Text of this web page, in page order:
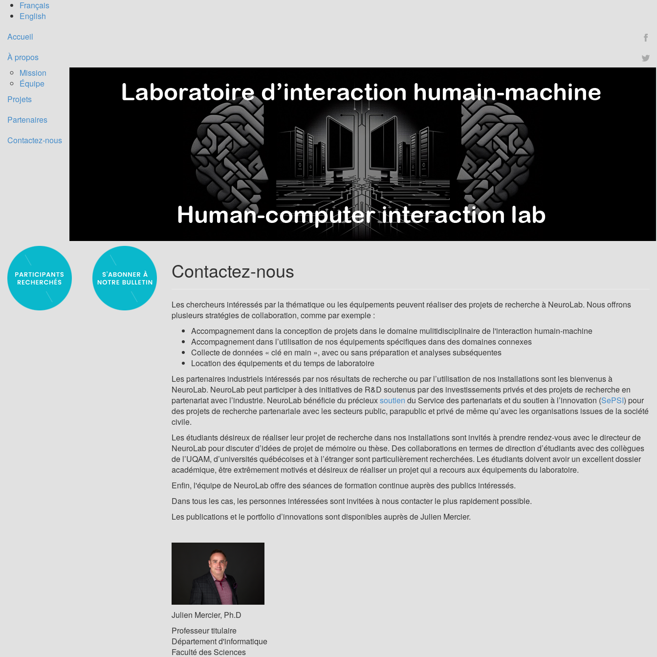
Français
English
Accueil
À propos
Mission
Équipe
Projets
Partenaires
Contactez-nous
Contactez-nous
Les chercheurs intéressés par la thématique ou les équipements peuvent réaliser des projets de recherche à NeuroLab. Nous offrons
plusieurs stratégies de collaboration, comme par exemple :
Accompagnement dans la conception de projets dans le domaine mulitidisciplinaire de l'interaction humain-machine
Accompagnement dans l’utilisation de nos équipements spécifiques dans des domaines connexes
Collecte de données « clé en main », avec ou sans préparation et analyses subséquentes
Location des équipements et du temps de laboratoire
Les partenaires industriels intéressés par nos résultats de recherche ou par l’utilisation de nos installations sont les bienvenus à
NeuroLab. NeuroLab peut participer à des initiatives de R&D soutenus par des investissements privés et des projets de recherche en
partenariat avec l’industrie. NeuroLab bénéficie du précieuxsoutien du Service des partenariats et du soutien à l’innovation (SePSI) pour
des projets de recherche partenariale avec les secteurs public, parapublic et privé de même qu’avec les organisations issues de la société
civile.
Les étudiants désireux de réaliser leur projet de recherche dans nos installations sont invités à prendre rendez-vous avec le directeur de
NeuroLab pour discuter d’idées de projet de mémoire ou thèse. Des collaborations en termes de direction d’étudiants avec des collègues
de l’UQAM, d’universités québécoises et à l’étranger sont particulièrement recherchées. Les étudiants doivent avoir un excellent dossier
académique, être extrêmement motivés et désireux de réaliser un projet qui a recours aux équipements du laboratoire.
Enfin, l'équipe de NeuroLab offre des séances de formation continue auprès des publics intéressés.
Dans tous les cas, les personnes intéressées sont invitées à nous contacter le plus rapidement possible.
Les publications et le portfolio d’innovations sont disponibles auprès de Julien Mercier.
Julien Mercier, Ph.D
Professeur titulaire
Département d'informatique
Faculté des Sciences